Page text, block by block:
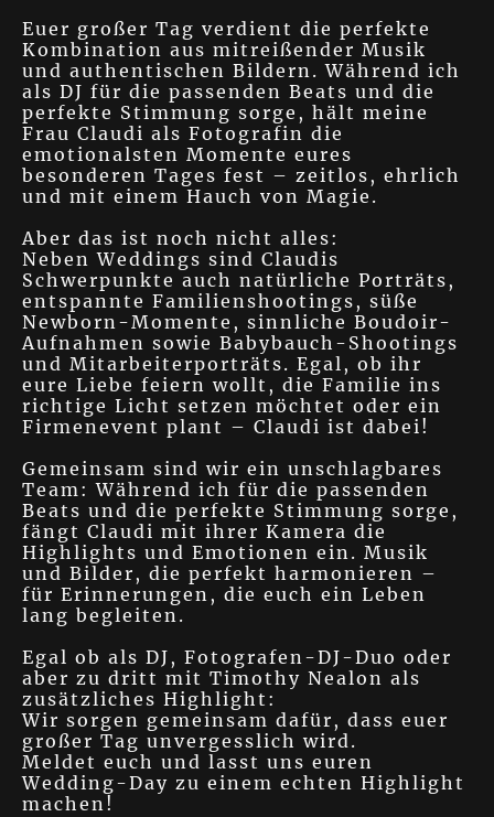
Euer großer Tag verdient die perfekte
Kombination aus mitreißender Musik
und authentischen Bildern. Während ich
als DJ für die passenden Beats und die
perfekte Stimmung sorge, hält meine
Frau Claudi als Fotografin die
emotionalsten Momente eures
besonderen Tages fest – zeitlos, ehrlich
und mit einem Hauch von Magie.
Aber das ist noch nicht alles:
Neben Weddings sind Claudis
Schwerpunkte auch natürliche Porträts,
entspannte Familienshootings, süße
Newborn-Momente, sinnliche Boudoir-
Aufnahmen sowie Babybauch-Shootings
und Mitarbeiterporträts. Egal, ob ihr
eure Liebe feiern wollt, die Familie ins
richtige Licht setzen möchtet oder ein
Firmenevent plant – Claudi ist dabei!
Gemeinsam sind wir ein unschlagbares
Team: Während ich für die passenden
Beats und die perfekte Stimmung sorge,
fängt Claudi mit ihrer Kamera die
Highlights und Emotionen ein. Musik
und Bilder, die perfekt harmonieren –
für Erinnerungen, die euch ein Leben
lang begleiten.
Egal ob als DJ, Fotografen-DJ-Duo oder
aber zu dritt mit Timothy Nealon als
zusätzliches Highlight:
Wir sorgen gemeinsam dafür, dass euer
großer Tag unvergesslich wird.
Meldet euch und lasst uns euren
Wedding-Day zu einem echten Highlight
machen!